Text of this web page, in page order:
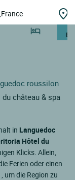
roussilon
château & spa
in Languedoc
Hôtel du
Klicks. Allein,
Ferien oder einen
um die Region zu